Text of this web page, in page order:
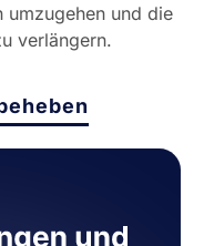
umzugehen und die
verlängern.